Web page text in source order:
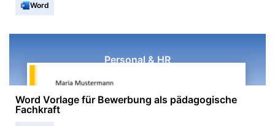
Word
Personal & HR
Word Vorlage für Bewerbung als pädagogische
Fachkraft